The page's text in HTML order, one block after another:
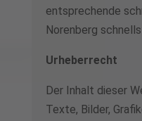
entsprechende
Norenberg
Urheberrecht
Der Inhalt dieser
Texte, Bilder,